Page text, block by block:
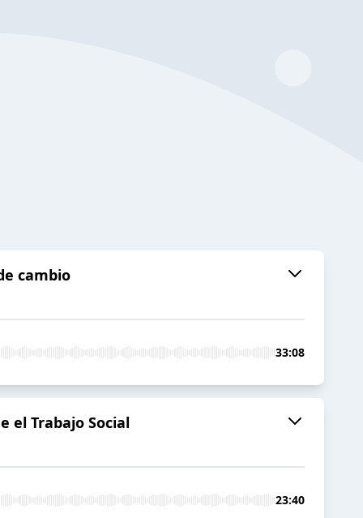
cambio
33:08
el Trabajo Social
23:40